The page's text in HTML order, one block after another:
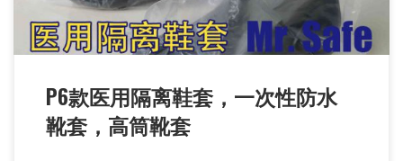
P6款医用隔离鞋套，一次性防水
靴套，高筒靴套